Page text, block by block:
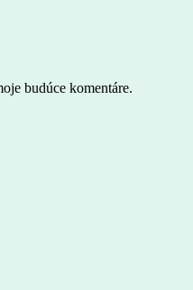
budúce komentáre.